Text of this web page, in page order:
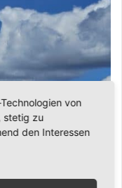
von
stetig zu
den Interessen